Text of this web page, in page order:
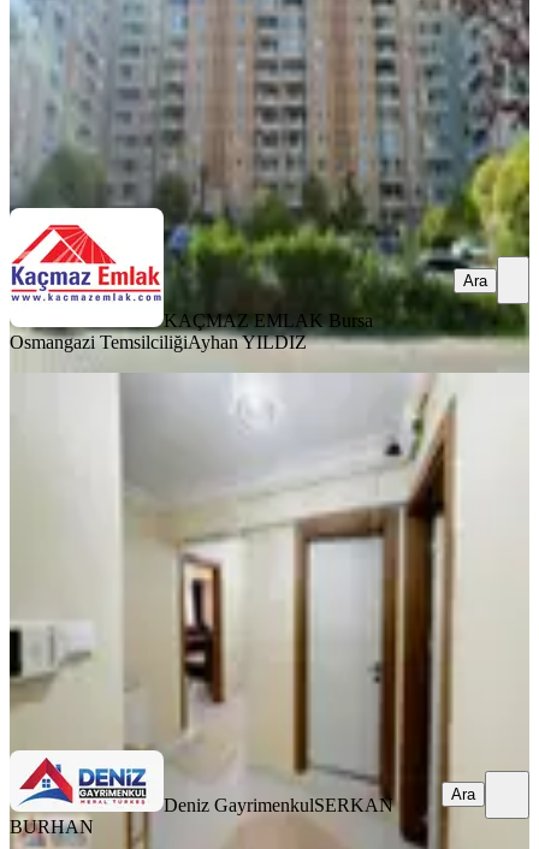
4.970.000 ₺
KAÇMAZ EMLAK Bursa Osmangazi Temsilciliği Ayhan YILDIZ
Ara
KAÇMAZ EMLAK Bursa
Osmangazi TemsilciliğiAyhan YILDIZ
Ara
Demirtaş Cumhuriyet Mah Satılık
5+1 Dublex. Daire
Osmangazi, Demirtaş Cumhuriyet Mahallesi
·Çatı Katı·05.08.2026
4.950.000 ₺
Deniz Gayrimenkul SERKAN BURHAN
Deniz GayrimenkulSERKAN
BURHAN
Ara